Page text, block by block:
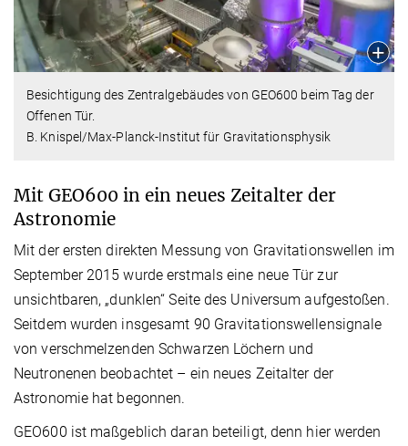
Besichtigung des Zentralgebäudes von GEO600 beim Tag der
Offenen Tür.
B. Knispel/Max-Planck-Institut für Gravitationsphysik
Mit GEO600 in ein neues Zeitalter der
Astronomie
Mit der ersten direkten Messung von Gravitationswellen im
September 2015 wurde erstmals eine neue Tür zur
unsichtbaren, „dunklen“ Seite des Universum aufgestoßen.
Seitdem wurden insgesamt 90 Gravitationswellensignale
von verschmelzenden Schwarzen Löchern und
Neutronenen beobachtet – ein neues Zeitalter der
Astronomie hat begonnen.
GEO600 ist maßgeblich daran beteiligt, denn hier werden